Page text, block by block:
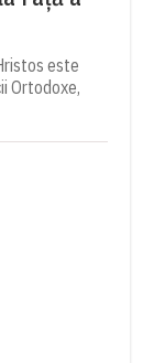
este
Ortodoxe,